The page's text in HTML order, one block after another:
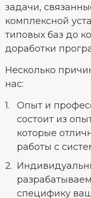
задачи,
комплексной
типовых баз до
доработки
Несколько
нас:
Опыт и
состоит из
которые
работы с
специфику